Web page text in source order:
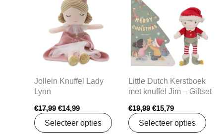
Jollein Knuffel Lady
Lynn
€17,99
was:
€17,99.
€14,99
is:
€14,99.
Selecteer opties
Little Dutch Kerstboek
met knuffel Jim – Giftset
€19,99
was:
€19,99.
€15,79
€15,79.
Selecteer opties